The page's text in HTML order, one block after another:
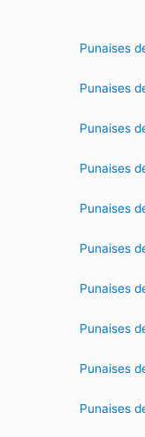
Punaises
Punaises
Punaises
Punaises
Punaises
Punaises
Punaises
Punaises
Punaises
Punaises